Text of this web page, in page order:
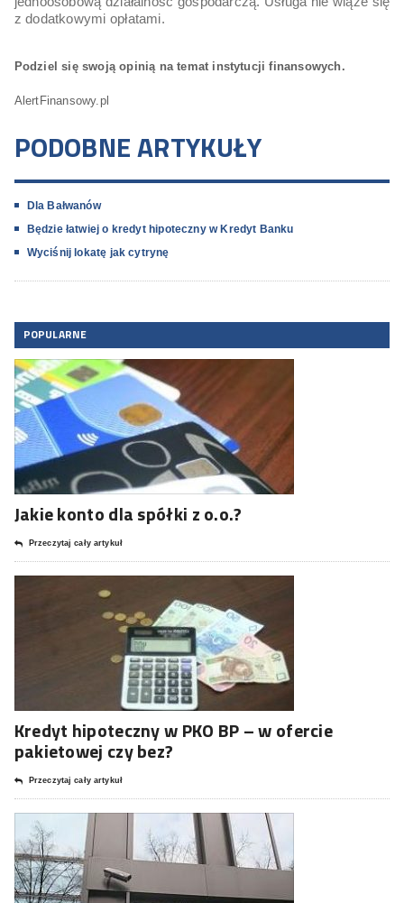
z dodatkowymi opłatami.
Podziel się swoją opinią na temat instytucji finansowych.
AlertFinansowy.pl
PODOBNE ARTYKUŁY
Dla Bałwanów
Będzie łatwiej o kredyt hipoteczny w Kredyt Banku
Wyciśnij lokatę jak cytrynę
POPULARNE
Jakie konto dla spółki z o.o.?
Przeczytaj cały artykuł
Kredyt hipoteczny w PKO BP – w ofercie
pakietowej czy bez?
Przeczytaj cały artykuł